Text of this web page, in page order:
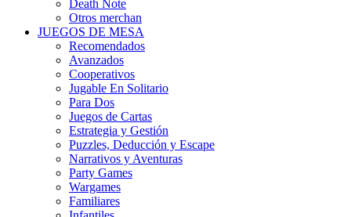
Death Note
Otros merchan
JUEGOS DE MESA
Recomendados
Avanzados
Cooperativos
Jugable En Solitario
Para Dos
Juegos de Cartas
Estrategia y Gestión
Puzzles, Deducción y Escape
Narrativos y Aventuras
Party Games
Wargames
Familiares